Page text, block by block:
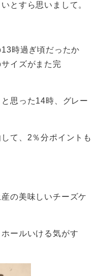
とすら思いまして。
時過ぎ頃だったか
イズがまた完
思った14時、グレー
して、2％分ポイントも
の美味しいチーズケ
ールいける気がす